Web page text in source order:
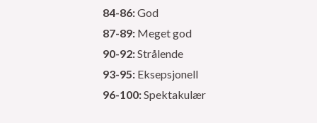
84-86:God
87-89:Meget god
90-92:Strålende
93-95:Eksepsjonell
96-100:Spektakulær